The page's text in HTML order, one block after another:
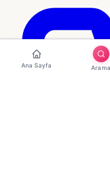
Ana Sayfa Arama